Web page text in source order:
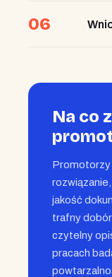
06
Na co
Promotorzy
jakość
trafny
czytelny
pracach